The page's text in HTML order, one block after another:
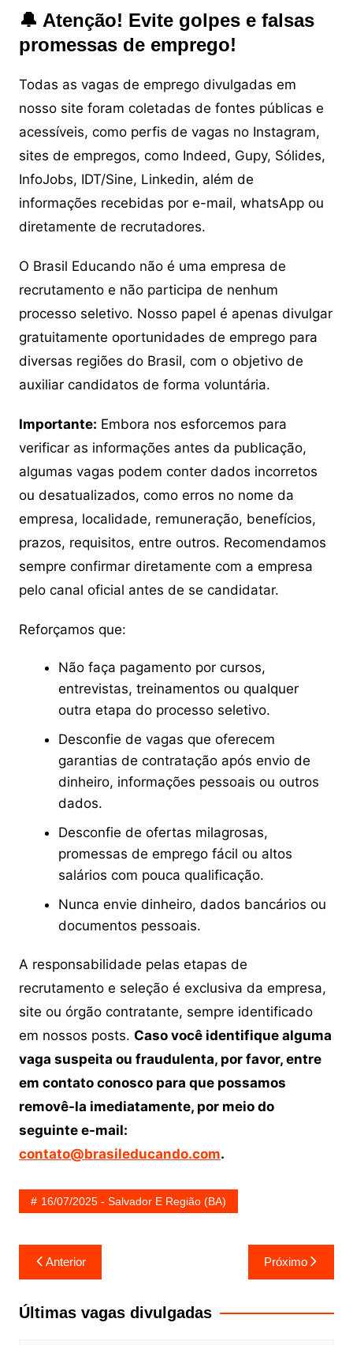
🔔 Atenção! Evite golpes e falsas
promessas de emprego!
Todas as vagas de emprego divulgadas em
nosso site foram coletadas de fontes públicas e
acessíveis, como perfis de vagas no Instagram,
sites de empregos, como Indeed, Gupy, Sólides,
InfoJobs, IDT/Sine, Linkedin, além de
informações recebidas por e-mail, whatsApp ou
diretamente de recrutadores.
O Brasil Educando não é uma empresa de
recrutamento e não participa de nenhum
processo seletivo. Nosso papel é apenas divulgar
gratuitamente oportunidades de emprego para
diversas regiões do Brasil, com o objetivo de
auxiliar candidatos de forma voluntária.
Importante: Embora nos esforcemos para
verificar as informações antes da publicação,
algumas vagas podem conter dados incorretos
ou desatualizados, como erros no nome da
empresa, localidade, remuneração, benefícios,
prazos, requisitos, entre outros. Recomendamos
sempre confirmar diretamente com a empresa
pelo canal oficial antes de se candidatar.
Reforçamos que:
Não faça pagamento por cursos,
entrevistas, treinamentos ou qualquer
outra etapa do processo seletivo.
Desconfie de vagas que oferecem
garantias de contratação após envio de
dinheiro, informações pessoais ou outros
dados.
Desconfie de ofertas milagrosas,
promessas de emprego fácil ou altos
salários com pouca qualificação.
Nunca envie dinheiro, dados bancários ou
documentos pessoais.
A responsabilidade pelas etapas de
recrutamento e seleção é exclusiva da empresa,
site ou órgão contratante, sempre identificado
em nossos posts. Caso você identifique alguma
vaga suspeita ou fraudulenta, por favor, entre
em contato conosco para que possamos
removê-la imediatamente, por meio do
seguinte e-mail:
contato@brasileducando.com.
16/07/2025 - Salvador E Região (BA)
Navegação
de
Post
Anterior Próximo
Últimas vagas divulgadas